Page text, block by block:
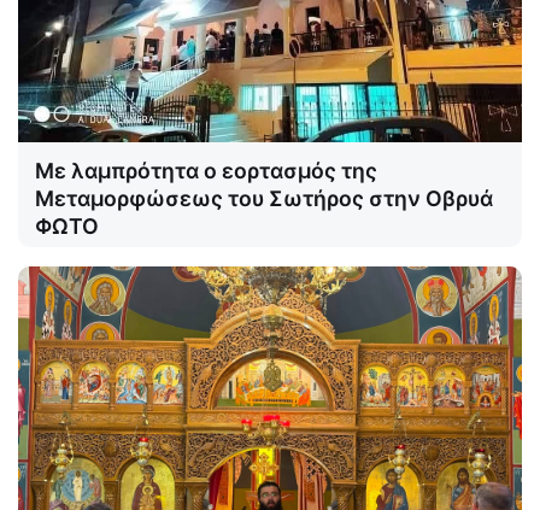
Με λαμπρότητα ο εορτασμός της
Μεταμορφώσεως του Σωτήρος στην Οβρυά
ΦΩΤΟ